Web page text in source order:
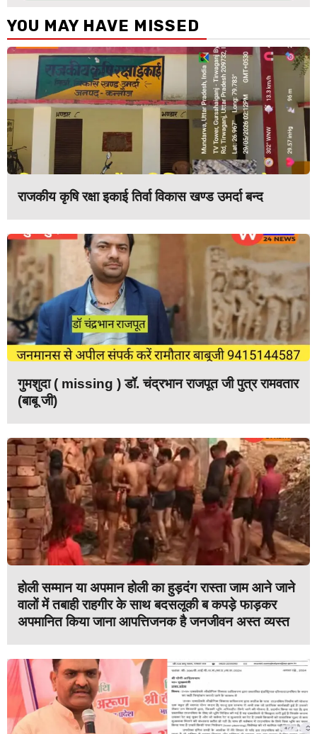
YOU MAY HAVE MISSED
राजकीय कृषि रक्षा इकाई तिर्वा विकास खण्ड उमर्दा बन्द
गुमशुदा ( missing ) डॉ. चंद्रभान राजपूत जी पुत्र रामवतार
(बाबू जी)
होली सम्मान या अपमान होली का हुड़दंग रास्ता जाम आने जाने
वालों में तबाही राहगीर के साथ बदसलूकी ब कपड़े फाड़कर
अपमानित किया जाना आपत्तिजनक है जनजीवन अस्त व्यस्त